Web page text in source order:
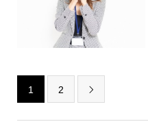
1 2 